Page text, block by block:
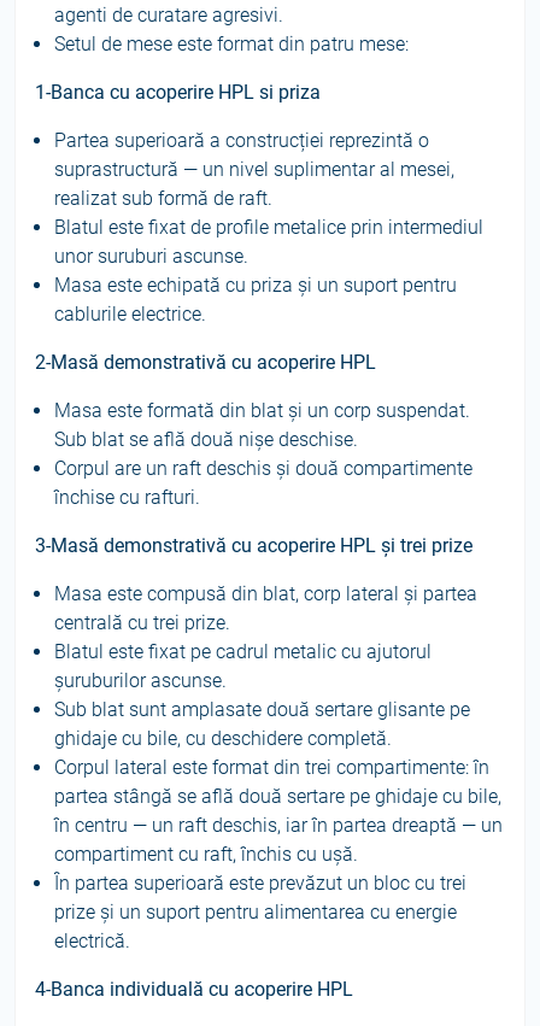
agenti de curatare agresivi.
Setul de mese este format din patru mese:
1-Banca cu acoperire HPL si priza
Partea superioară a construcției reprezintă o
suprastructură — un nivel suplimentar al mesei,
realizat sub formă de raft.
Blatul este fixat de profile metalice prin intermediul
unor suruburi ascunse.
Masa este echipată cu prizа și un suport pentru
cablurile electrice.
2-Masă demonstrativă cu acoperire HPL
Masa este formată din blat și un corp suspendat.
Sub blat se află două nișe deschise.
Corpul are un raft deschis și două compartimente
închise cu rafturi.
3-Masă demonstrativă cu acoperire HPL și trei prize
Masa este compusă din blat, corp lateral și partea
centrală cu trei prize.
Blatul este fixat pe cadrul metalic cu ajutorul
șuruburilor ascunse.
Sub blat sunt amplasate două sertare glisante pe
ghidaje cu bile, cu deschidere completă.
Corpul lateral este format din trei compartimente: în
partea stângă se află două sertare pe ghidaje cu bile,
în centru — un raft deschis, iar în partea dreaptă — un
compartiment cu raft, închis cu ușă.
În partea superioară este prevăzut un bloc cu trei
prize și un suport pentru alimentarea cu energie
electrică.
4-Banca individuală cu acoperire HPL